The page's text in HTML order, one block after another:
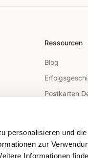
personalisieren und
zur
Informationen
Ressourcen
Blog
Postkarten